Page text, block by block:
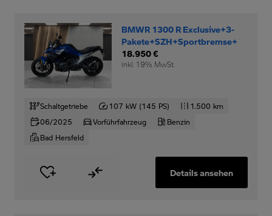
BMWR 1300 R Exclusive+3-
Pakete+SZH+Sportbremse+
18.950 €
inkl. 19% MwSt.
Schaltgetriebe 107 kW (145 PS)
1.500 km
06/2025
Vorführfahrzeug
Benzin
Bad Hersfeld
Details ansehen